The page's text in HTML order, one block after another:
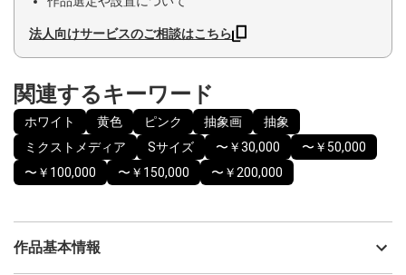
法人向けサービスのご相談はこちら
関連するキーワード
ホワイト 黄色 ピンク 抽象画
抽象
ミクストメディア
Sサイズ 〜￥30,000
〜￥50,000
〜￥100,000
〜￥150,000 〜￥200,000
作品基本情報